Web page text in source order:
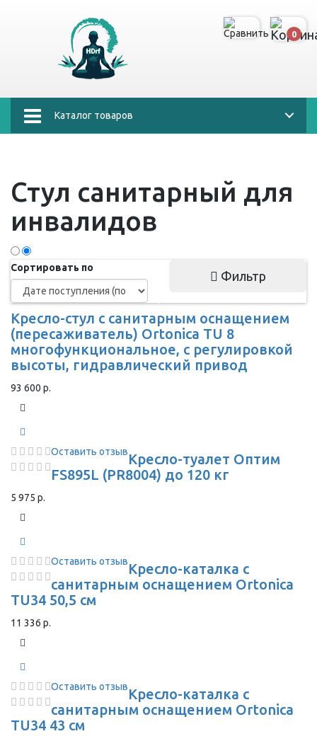
0
Каталог товаров
Стул санитарный для
инвалидов
Сортировать по
Фильтр
Кресло-стул с санитарным оснащением
(пересаживатель) Ortonica TU 8
многофункциональное, с регулировкой
высоты, гидравлический привод
93 600 р.
Оставить отзывКресло-туалет Оптим
FS895L (PR8004) до 120 кг
5 975 р.
Оставить отзывКресло-каталка с
санитарным оснащением Ortonica
TU34 50,5 см
11 336 р.
Оставить отзывКресло-каталка с
санитарным оснащением Ortonica
TU34 43 см